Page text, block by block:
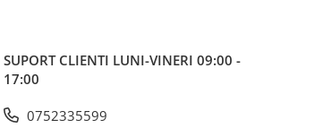
SUPORT CLIENTI LUNI-VINERI 09:00 -
17:00
0752335599